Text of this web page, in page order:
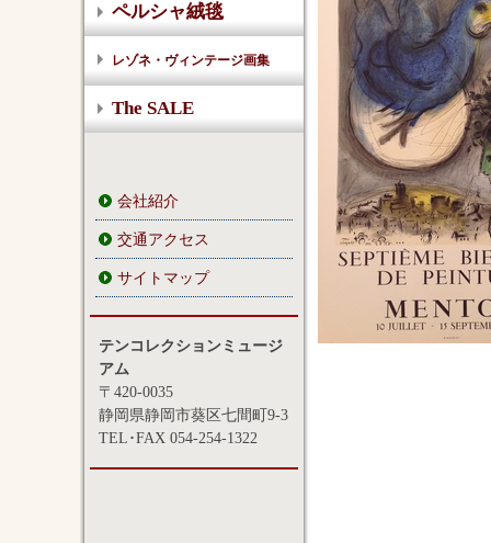
ペルシャ絨毯
レゾネ・ヴィンテージ画集
The SALE
会社紹介
交通アクセス
サイトマップ
テンコレクションミュージ
アム
〒420-0035
静岡県静岡市葵区七間町9-3
TEL･FAX 054-254-1322